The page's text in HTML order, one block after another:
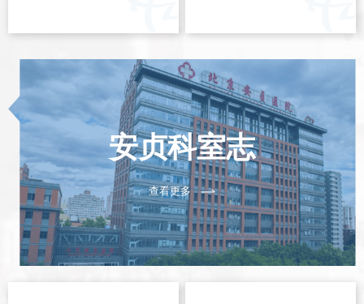
医治未病”的哲学思想。为了
己全部的心血。1997年吴英
恺参加全国卫生工作会议
严、廉”院训，始终教育激励
简意赅的四个字，代表了老
院长对医院的殷切期望，也
是吴…
安贞科室志
查看更多